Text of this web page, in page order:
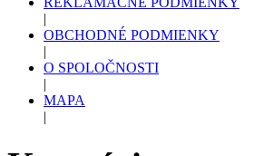
|
OBCHODNÉ PODMIENKY
|
O SPOLOČNOSTI
|
MAPA
|